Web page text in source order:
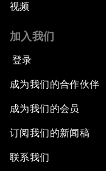
视频
加入我们
登录
成为我们的合作伙伴
成为我们的会员
订阅我们的新闻稿
联系我们